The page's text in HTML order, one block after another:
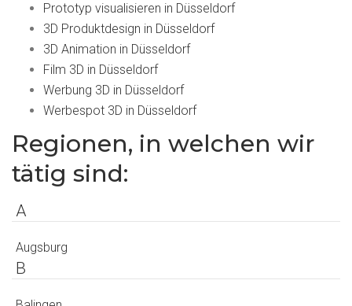
Prototyp visualisieren in Düsseldorf
3D Produktdesign in Düsseldorf
3D Animation in Düsseldorf
Film 3D in Düsseldorf
Werbung 3D in Düsseldorf
Werbespot 3D in Düsseldorf
Regionen, in welchen wir
tätig sind:
A
Augsburg
B